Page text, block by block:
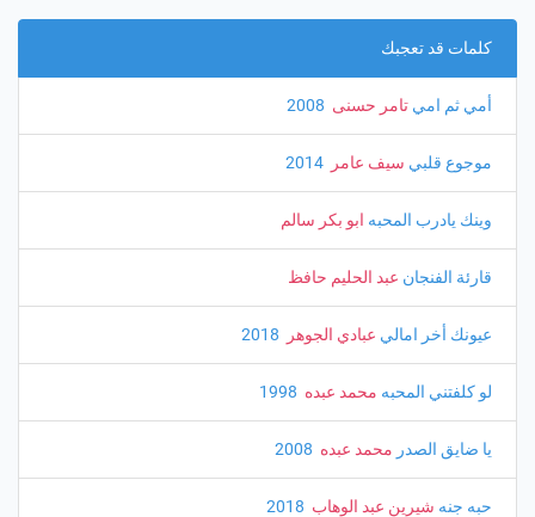
كلمات قد تعجبك
أمي ثم امي تامر حسنى
موجوع قلبي سيف عامر
وينك يادرب المحبه ابو بكر سالم
قارئة الفنجان عبد الحليم حافظ
عيونك أخر امالي عبادي الجوهر
لو كلفتني المحبه محمد عبده
يا ضايق الصدر محمد عبده
حبه جنه شيرين عبد الوهاب